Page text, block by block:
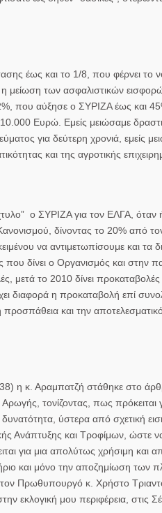
έως και το 1/8, που φέρνει το
μείωση των ασφαλιστικών
που αύξησε ο ΣΥΡΙΖΑ έως και
Ευρώ. Εμείς μειώσαμε
για δεύτερη χρονιά, εμείς
και της αγροτικής
ο ΣΥΡΙΖΑ για τον ΕΛΓΑ,
δίνοντας το 20% από
να αντιμετωπίσουμε και τα
δίνει ο Οργανισμός και στην
μετά το 2010 δίνει
διαφορά η προκαταβολή επί
και την
38) η κ. Αραμπατζή στάθηκε στο
τονίζοντας, πως πρόκειται
ύστερα από σχετική
Ανάπτυξης και Τροφίμων, ώστε να
για μια απολύτως χρήσιμη και
και μόνο την αποζημίωση των
Πρωθυπουργό κ. Χρήστο
εκλογική μου περιφέρεια, στις